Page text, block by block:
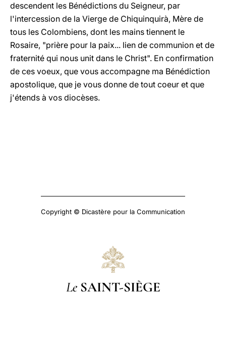
descendent les Bénédictions du Seigneur, par
l'intercession de la Vierge de Chiquinquirà, Mère de
tous les Colombiens, dont les mains tiennent le
Rosaire, "prière pour la paix... lien de communion et de
fraternité qui nous unit dans le Christ". En confirmation
de ces voeux, que vous accompagne ma Bénédiction
apostolique, que je vous donne de tout coeur et que
j'étends à vos diocèses.
Copyright © Dicastère pour la Communication
Le SAINT-SIÈGE